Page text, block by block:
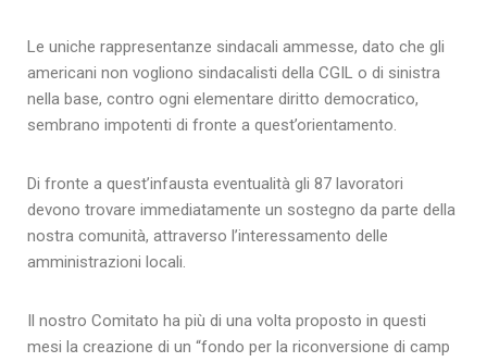
Le uniche rappresentanze sindacali ammesse, dato che gli
americani non vogliono sindacalisti della CGIL o di sinistra
nella base, contro ogni elementare diritto democratico,
sembrano impotenti di fronte a quest’orientamento.
Di fronte a quest’infausta eventualità gli 87 lavoratori
devono trovare immediatamente un sostegno da parte della
nostra comunità, attraverso l’interessamento delle
amministrazioni locali.
Il nostro Comitato ha più di una volta proposto in questi
mesi la creazione di un “fondo per la riconversione di camp